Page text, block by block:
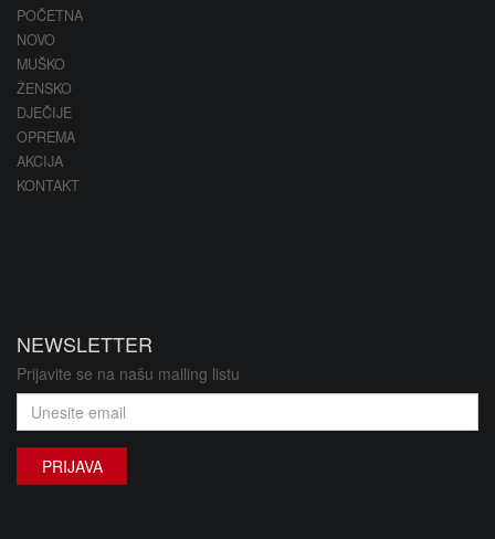
POČETNA
NOVO
MUŠKO
ŽENSKO
DJEČIJE
OPREMA
AKCIJA
KONTAKT
NEWSLETTER
Prijavite se na našu mailing listu
PRIJAVA